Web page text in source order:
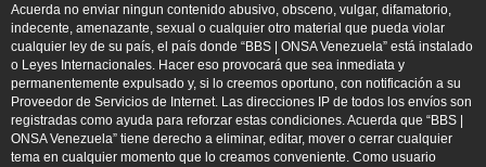
Acuerda no enviar ningun contenido abusivo, obsceno, vulgar, difamatorio,
indecente, amenazante, sexual o cualquier otro material que pueda violar
cualquier ley de su país, el país donde “BBS | ONSA Venezuela” está instalado
o Leyes Internacionales. Hacer eso provocará que sea inmediata y
permanentemente expulsado y, si lo creemos oportuno, con notificación a su
Proveedor de Servicios de Internet. Las direcciones IP de todos los envíos son
registradas como ayuda para reforzar estas condiciones. Acuerda que “BBS |
ONSA Venezuela” tiene derecho a eliminar, editar, mover o cerrar cualquier
tema en cualquier momento que lo creamos conveniente. Como usuario